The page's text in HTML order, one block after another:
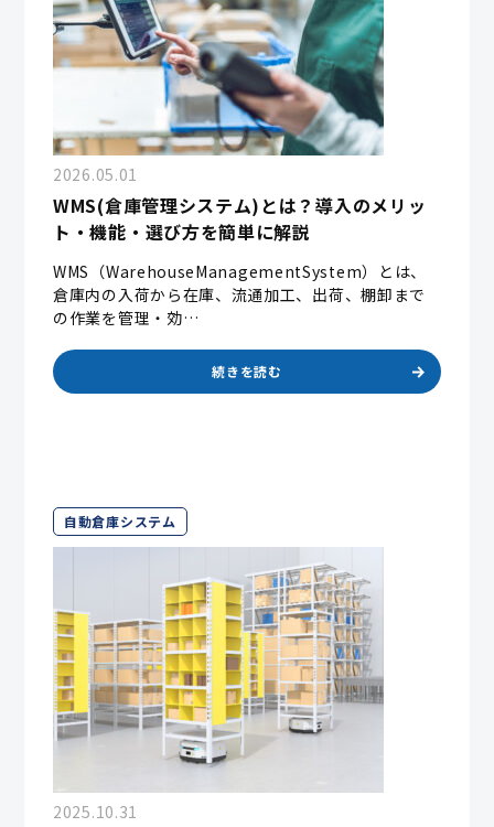
2026.05.01
WMS(倉庫管理システム)とは？導入のメリッ
ト・機能・選び方を簡単に解説
WMS（WarehouseManagementSystem）とは、
倉庫内の入荷から在庫、流通加工、出荷、棚卸まで
の作業を管理・効…
続きを読む
自動倉庫システム
2025.10.31